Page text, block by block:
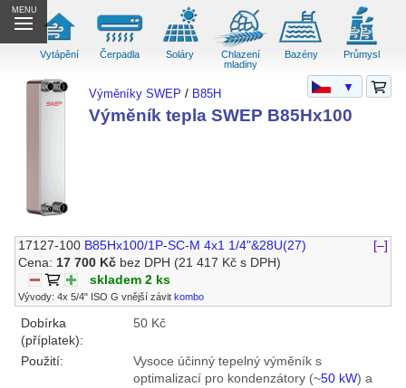
MENU
Vytápění Čerpadla Soláry
Chlazení
mladiny
Bazény Průmysl
Výměníky SWEP / B85H
Výměník tepla SWEP B85Hx100
17127-100 B85Hx100/1P-SC-M 4x1 1/4"&28U(27)
[–]
Cena:17 700 Kč bez DPH (21 417 Kč s DPH)
skladem 2 ks
Vývody: 4x 5/4" ISO G vnější závitkombo
Dobírka
(příplatek):
50 Kč
Použití:
Vysoce účinný tepelný výměník s
optimalizací pro kondenzátory (~50 kW) a
▼